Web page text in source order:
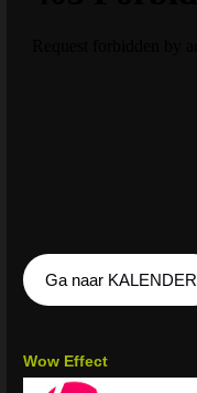
Ga naar KALENDER
Wow Effect